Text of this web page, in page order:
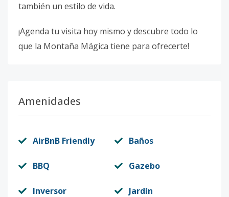
también un estilo de vida.
¡Agenda tu visita hoy mismo y descubre todo lo
que la Montaña Mágica tiene para ofrecerte!
Amenidades
AirBnB Friendly Baños
BBQ Gazebo
Inversor Jardín